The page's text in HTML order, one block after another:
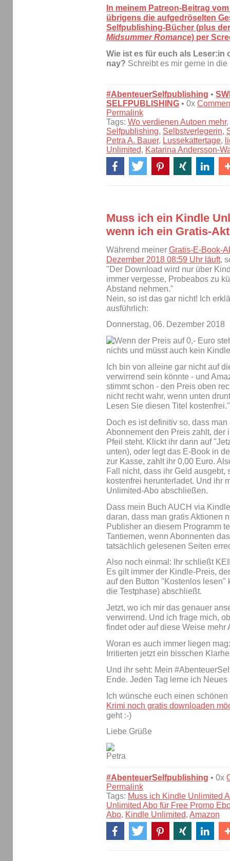
In meinem Patreon-Beitrag
übrigens die aufgedröselten
Selfpublishing-Bücher (plus
Midsummer Romance) per
Wie ist es für euch als Leser:in
nay? Schreibt es mir gerne in die
#AbenteuerSelfpublishing •
SELFPUBLISHING • 0x
Permalink
Tags: Wo verdienen Autoen mehr,
Selfpublishing, Selbstverlegerin,
Petra A. Bauer, Lussekattertage,
Unlimited, Katarina Andersson-
Muss ich ein Kindle
wenn ich ein Gratis-
Während meiner Gratis-E-Book-
Dezember 2018 08:59 Uhr läuft,
"Der Download wird nur über
immer vergesse, Probeabos zu
Abstand nehmen."
Nein, so ist das gar nicht! Ich
ausführlich:
Donnerstag, 06. Dezember 2018
Ich bin von alleine gar nicht auf
verwirrend sein könnte - und
stimmt schon - den Preis oben
nicht recht wahr, wenn unten
Lesen Sie diesen Titel kostenfrei."
Doch es ist definitiv so, dass
Abonnement den Preis zahlt, der
Pfeil steht. Klickt ihr dann auf
unten), oder legt das E-Book in
zur Kasse, zahlt ihr 0,00 Euro.
Fall nicht, dass ihr Geld ausgebt,
kostenfrei herunterladet. Und ihr
Unlimited-Abo abschließen.
Dass mein Buch AUCH via
daran, dass man gratis Aktionen
Publisher an diesem Programm
Tantiemen, wenn Abonnenten
tatsächlich gelesenen Seiten
Also noch einmal: Ihr schließt
Es gilt immer der Kindle-Preis,
auf den Button "Kostenlos lesen"
die Testphase) abschließt.
Jetzt, wo ich mir das genauer
verwirrend. Und ich frage mich,
findet oder auf diese Weise mehr
Woran es auch immer liegen
Irritierten jetzt ein bisschen
Und ihr seht: Mein
Ende. Jeden Tag lerne ich
Ich wünsche euch einen
Krimi noch gratis downloaden
geht :-)
Liebe Grüße
#AbenteuerSelfpublishing • 0x
Permalink
Tags: Muss ich Kindle Unlimited
Unlimited Abo für Free Promo
Abo, Kindle Unlimited, Amazon